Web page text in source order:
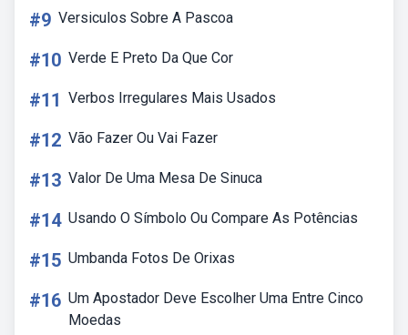
#9 Versiculos Sobre A Pascoa
#10 Verde E Preto Da Que Cor
#11 Verbos Irregulares Mais Usados
#12 Vão Fazer Ou Vai Fazer
#13 Valor De Uma Mesa De Sinuca
#14 Usando O Símbolo Ou Compare As Potências
#15 Umbanda Fotos De Orixas
#16 Um Apostador Deve Escolher Uma Entre Cinco
Moedas